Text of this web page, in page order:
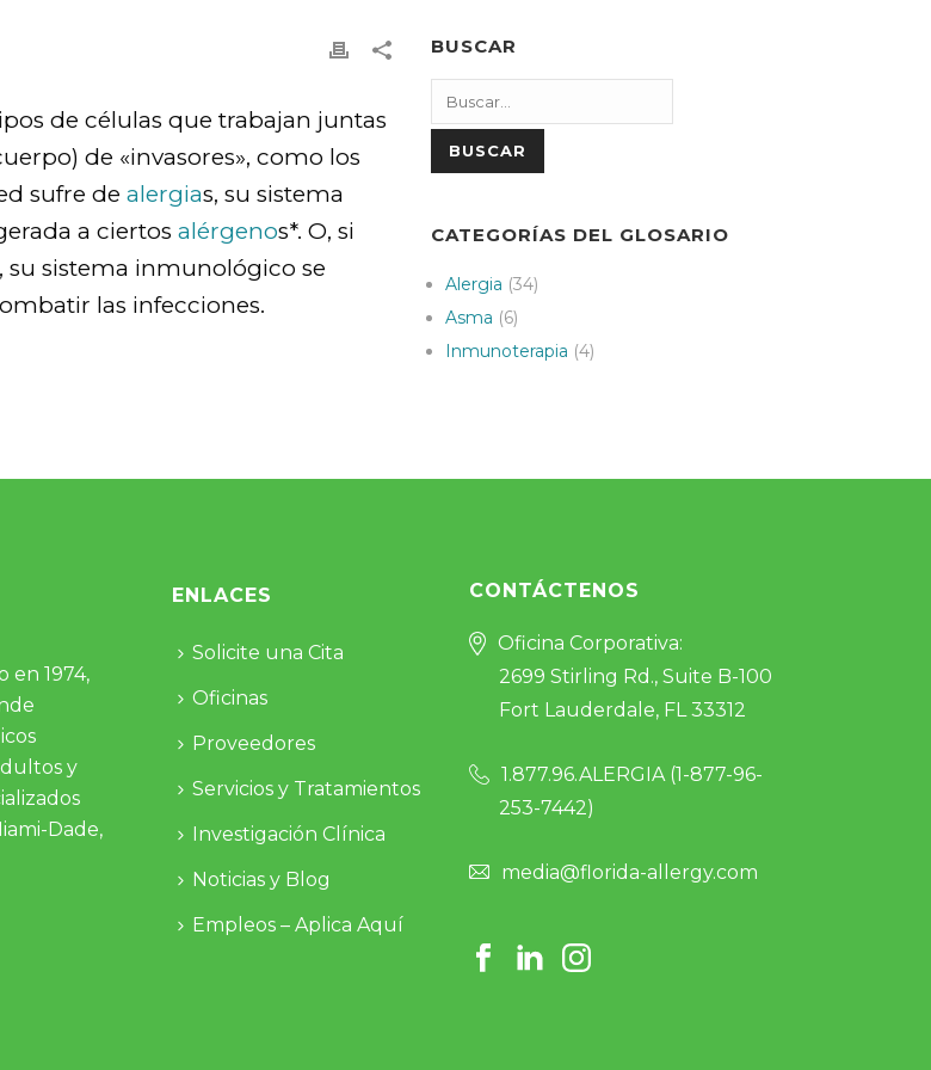
de células que trabajan juntas
de «invasores», como los
sufre de alergias, su sistema
a ciertos alérgenos*. O, si
sistema inmunológico se
las infecciones.
BUSCAR
Search
BUSCAR
CATEGORÍAS DEL GLOSARIO
Alergia (34)
Asma (6)
Inmunoterapia (4)
en 1974,
y
Dade,
ENLACES
Solicite una Cita
Oficinas
Proveedores
Servicios y Tratamientos
Investigación Clínica
Noticias y Blog
Empleos – Aplica Aquí
CONTÁCTENOS
Oficina Corporativa:
2699 Stirling Rd., Suite B-100
Fort Lauderdale, FL 33312
1.877.96.ALERGIA (1-877-96-
253-7442)
media@florida-allergy.com